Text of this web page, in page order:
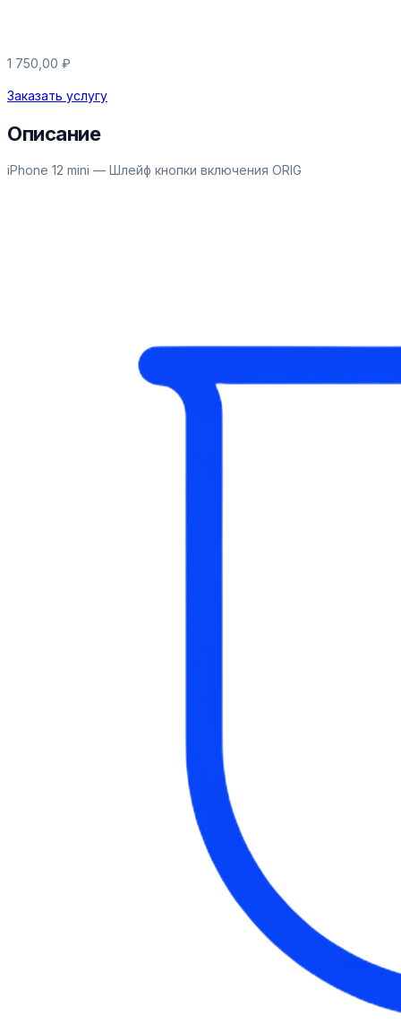
1 750,00 ₽
Заказать услугу
Описание
iPhone 12 mini — Шлейф кнопки включения ORIG